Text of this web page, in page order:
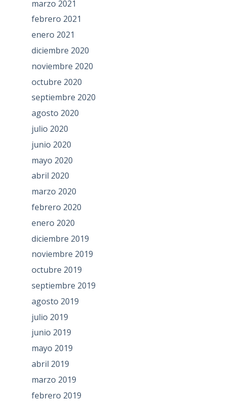
marzo 2021
febrero 2021
enero 2021
diciembre 2020
noviembre 2020
octubre 2020
septiembre 2020
agosto 2020
julio 2020
junio 2020
mayo 2020
abril 2020
marzo 2020
febrero 2020
enero 2020
diciembre 2019
noviembre 2019
octubre 2019
septiembre 2019
agosto 2019
julio 2019
junio 2019
mayo 2019
abril 2019
marzo 2019
febrero 2019